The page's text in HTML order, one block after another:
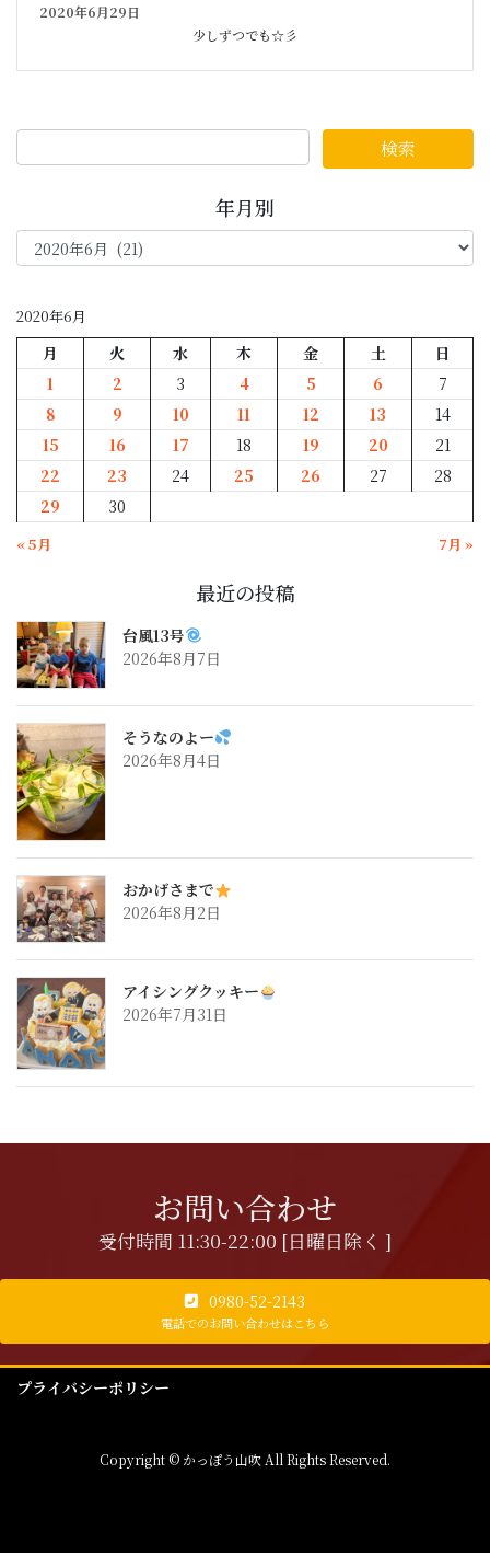
2020年6月29日
少しずつでも☆彡
年月別
年
月
2020年6月
月 火 水 木 金 土
日
1
2 3 4 5 6
7
8
9 10 11 12 13
14
15
16 17 18 19 20
21
22
23 24 25 26 27
28
29
30
« 5月 7月 »
最近の投稿
台風13号
2026年8月7日
そうなのよー
2026年8月4日
おかげさまで
2026年8月2日
アイシングクッキー
2026年7月31日
お問い合わせ
受付時間 11:30-22:00 [日曜日除く ]
0980-52-2143
電話でのお問い合わせはこちら
プライバシーポリシー
Copyright © かっぽう山吹 All Rights Reserved.